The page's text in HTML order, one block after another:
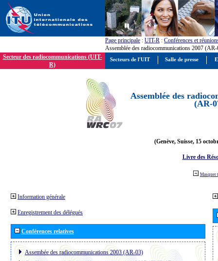
Page principale : UIT-R : Conférences et
Assemblée des radiocommunications 2007
Secteur des radiocommunications (UIT-
R)
Assemblée des
(AR-
(Genève, Suisse, 15
Livre des
Masquer
Information générale
Enregistrement des délégués
Conférences relatives
Assembée des radiocommunications 2003 (AR-03)
Secteurs de l'UIT Salle de presse